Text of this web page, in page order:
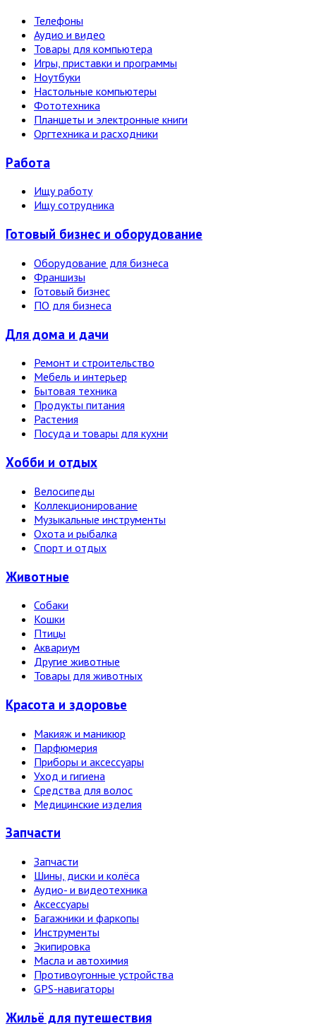
Телефоны
Аудио и видео
Товары для компьютера
Игры, приставки и программы
Ноутбуки
Настольные компьютеры
Фототехника
Планшеты и электронные книги
Оргтехника и расходники
Работа
Ищу работу
Ищу сотрудника
Готовый бизнес и оборудование
Оборудование для бизнеса
Франшизы
Готовый бизнес
ПО для бизнеса
Для дома и дачи
Ремонт и строительство
Мебель и интерьер
Бытовая техника
Продукты питания
Растения
Посуда и товары для кухни
Хобби и отдых
Велосипеды
Коллекционирование
Музыкальные инструменты
Охота и рыбалка
Спорт и отдых
Животные
Собаки
Кошки
Птицы
Аквариум
Другие животные
Товары для животных
Красота и здоровье
Макияж и маникюр
Парфюмерия
Приборы и аксессуары
Уход и гигиена
Средства для волос
Медицинские изделия
Запчасти
Запчасти
Шины, диски и колёса
Аудио- и видеотехника
Аксессуары
Багажники и фаркопы
Инструменты
Экипировка
Масла и автохимия
Противоугонные устройства
GPS-навигаторы
Жильё для путешествия